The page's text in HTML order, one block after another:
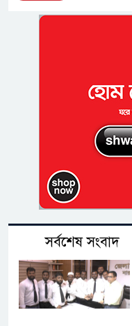
সর্বশেষ সংবাদ